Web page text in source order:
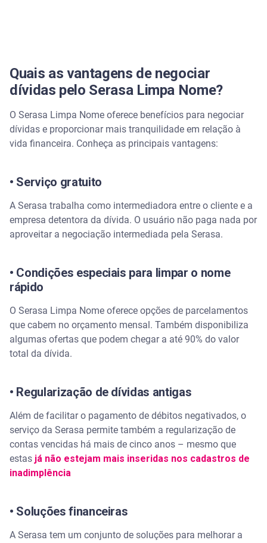
Quais as vantagens de negociar
dívidas pelo Serasa Limpa Nome?
O Serasa Limpa Nome oferece benefícios para negociar
dívidas e proporcionar mais tranquilidade em relação à
vida financeira. Conheça as principais vantagens:
• Serviço gratuito
A Serasa trabalha como intermediadora entre o cliente e a
empresa detentora da dívida. O usuário não paga nada por
aproveitar a negociação intermediada pela Serasa.
• Condições especiais para limpar o nome
rápido
O Serasa Limpa Nome oferece opções de parcelamentos
que cabem no orçamento mensal. Também disponibiliza
algumas ofertas que podem chegar a até 90% do valor
total da dívida.
• Regularização de dívidas antigas
Além de facilitar o pagamento de débitos negativados, o
serviço da Serasa permite também a regularização de
contas vencidas há mais de cinco anos – mesmo que
estas já não estejam mais inseridas nos cadastros de
inadimplência
• Soluções financeiras
A Serasa tem um conjunto de soluções para melhorar a